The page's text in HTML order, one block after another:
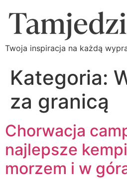
Twoja inspiracja na każdą
Kategoria:
za granicą
Chorwacja
najlepsze
morzem i w